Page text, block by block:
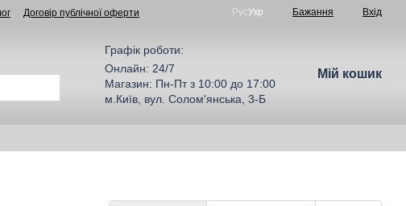
Договір публічної оферти РусУкр Бажання Вхід
Графік роботи:
Онлайн: 24/7
Магазин: Пн-Пт з 10:00 до 17:00
м.Київ, вул. Солом'янська, 3-Б
Мій кошик